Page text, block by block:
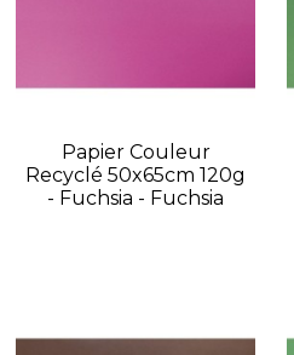
Papier Couleur
Recyclé 50x65cm 120g
- Fuchsia - Fuchsia